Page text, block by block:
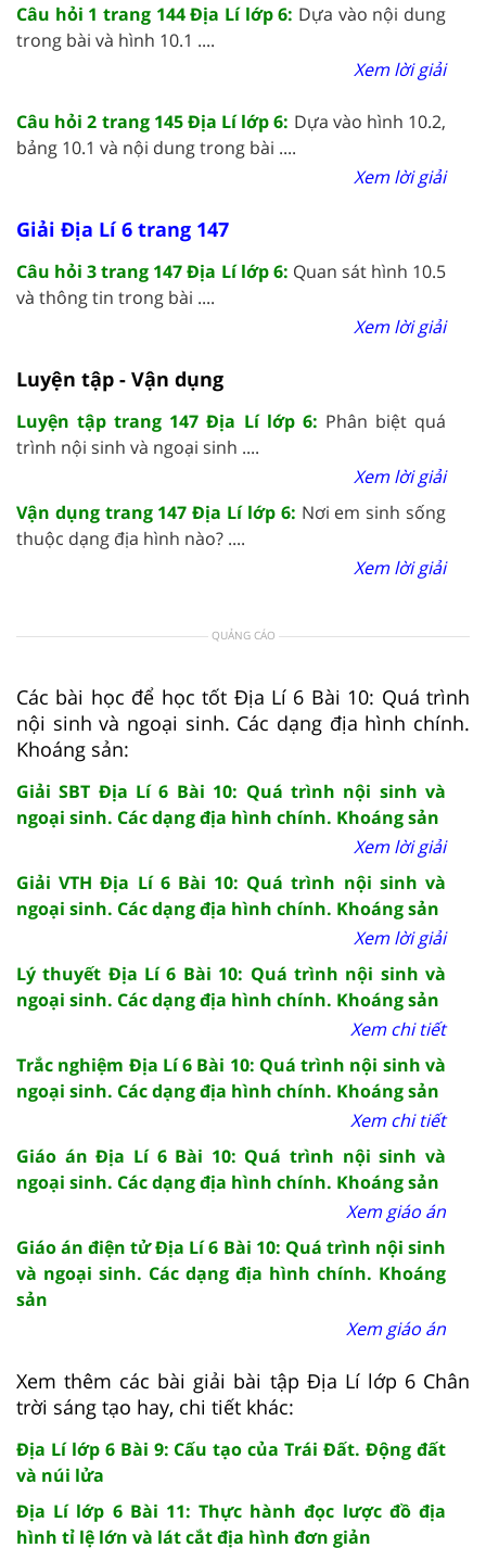
Câu hỏi 1 trang 144 Địa Lí lớp 6: Dựa vào nội dung
trong bài và hình 10.1 ....
Xem lời giải
Câu hỏi 2 trang 145 Địa Lí lớp 6: Dựa vào hình 10.2,
bảng 10.1 và nội dung trong bài ....
Xem lời giải
Giải Địa Lí 6 trang 147
Câu hỏi 3 trang 147 Địa Lí lớp 6: Quan sát hình 10.5
và thông tin trong bài ....
Xem lời giải
Luyện tập - Vận dụng
Luyện tập trang 147 Địa Lí lớp 6: Phân biệt quá
trình nội sinh và ngoại sinh ....
Xem lời giải
Vận dụng trang 147 Địa Lí lớp 6: Nơi em sinh sống
thuộc dạng địa hình nào? ....
Xem lời giải
QUẢNG CÁO
Các bài học để học tốt Địa Lí 6 Bài 10: Quá trình
nội sinh và ngoại sinh. Các dạng địa hình chính.
Khoáng sản:
Giải SBT Địa Lí 6 Bài 10: Quá trình nội sinh và
ngoại sinh. Các dạng địa hình chính. Khoáng sản
Xem lời giải
Giải VTH Địa Lí 6 Bài 10: Quá trình nội sinh và
ngoại sinh. Các dạng địa hình chính. Khoáng sản
Xem lời giải
Lý thuyết Địa Lí 6 Bài 10: Quá trình nội sinh và
ngoại sinh. Các dạng địa hình chính. Khoáng sản
Xem chi tiết
Trắc nghiệm Địa Lí 6 Bài 10: Quá trình nội sinh và
ngoại sinh. Các dạng địa hình chính. Khoáng sản
Xem chi tiết
Giáo án Địa Lí 6 Bài 10: Quá trình nội sinh và
ngoại sinh. Các dạng địa hình chính. Khoáng sản
Xem giáo án
Giáo án điện tử Địa Lí 6 Bài 10: Quá trình nội sinh
và ngoại sinh. Các dạng địa hình chính. Khoáng
sản
Xem giáo án
Xem thêm các bài giải bài tập Địa Lí lớp 6 Chân
trời sáng tạo hay, chi tiết khác:
Địa Lí lớp 6 Bài 9: Cấu tạo của Trái Đất. Động đất
và núi lửa
Địa Lí lớp 6 Bài 11: Thực hành đọc lược đồ địa
hình tỉ lệ lớn và lát cắt địa hình đơn giản